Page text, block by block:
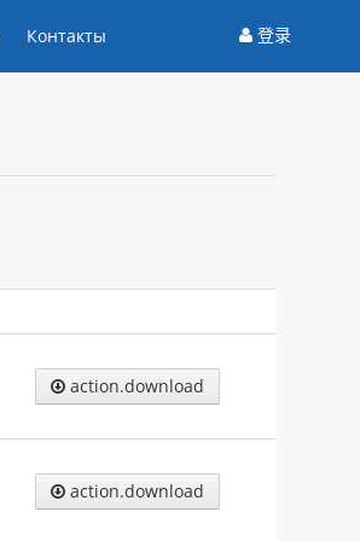
Контакты 登录
action.download
action.download